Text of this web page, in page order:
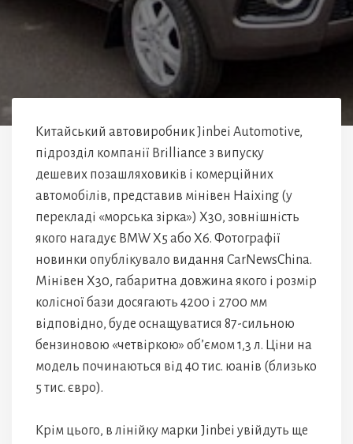
Китайський автовиробник Jinbei Automotive,
підрозділ компанії Brilliance з випуску
дешевих позашляховиків і комерційних
автомобілів, представив мінівен Haixing (у
перекладі «морська зірка») X30, зовнішність
якого нагадує BMW X5 або X6. Фотографії
новинки опублікувало видання CarNewsChina.
Мінівен X30, габаритна довжина якого і розмір
колісної бази досягають 4200 і 2700 мм
відповідно, буде оснащуватися 87-сильною
бензиновою «четвіркою» об’ємом 1,3 л. Ціни на
модель починаються від 40 тис. юанів (близько
5 тис. євро).
Крім цього, в лінійку марки Jinbei увійдуть ще